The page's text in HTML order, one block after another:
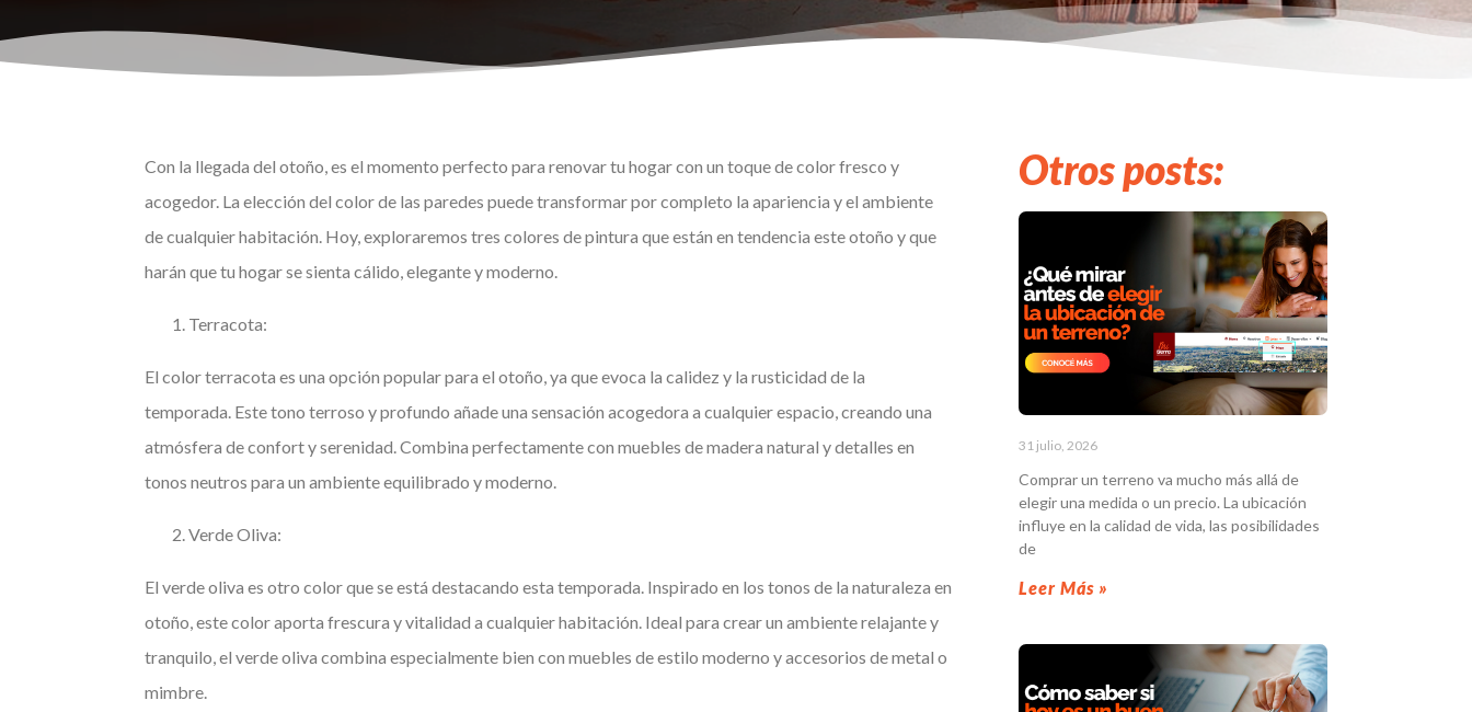
Con la llegada del otoño, es el momento perfecto para renovar tu hogar con un toque de color fresco y
acogedor. La elección del color de las paredes puede transformar por completo la apariencia y el ambiente
de cualquier habitación. Hoy, exploraremos tres colores de pintura que están en tendencia este otoño y que
harán que tu hogar se sienta cálido, elegante y moderno.
Terracota:
El color terracota es una opción popular para el otoño, ya que evoca la calidez y la rusticidad de la
temporada. Este tono terroso y profundo añade una sensación acogedora a cualquier espacio, creando una
atmósfera de confort y serenidad. Combina perfectamente con muebles de madera natural y detalles en
tonos neutros para un ambiente equilibrado y moderno.
Verde Oliva:
El verde oliva es otro color que se está destacando esta temporada. Inspirado en los tonos de la naturaleza en
otoño, este color aporta frescura y vitalidad a cualquier habitación. Ideal para crear un ambiente relajante y
tranquilo, el verde oliva combina especialmente bien con muebles de estilo moderno y accesorios de metal o
mimbre.
Otros posts:
31 julio, 2026
Comprar un terreno va mucho más allá de
elegir una medida o un precio. La ubicación
influye en la calidad de vida, las posibilidades
de
Leer Más »